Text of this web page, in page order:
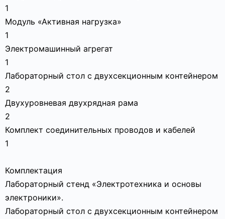
1
Модуль «Активная нагрузка»
1
Электромашинный агрегат
1
Лабораторный стол с двухсекционным контейнером
2
Двухуровневая двухрядная рама
2
Комплект соединительных проводов и кабелей
1
Комплектация
Лабораторный стенд «Электротехника и основы
электроники».
Лабораторный стол с двухсекционным контейнером